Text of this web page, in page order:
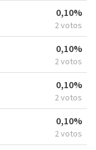
0,10%
2 votos
0,10%
2 votos
0,10%
2 votos
0,10%
2 votos